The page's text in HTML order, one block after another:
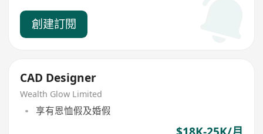
創建訂閱
CAD Designer
Wealth Glow Limited
享有恩恤假及婚假